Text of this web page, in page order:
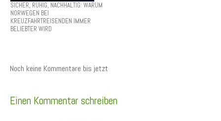
SICHER, RUHIG, NACHHALTIG: WARUM
NORWEGEN BEI
KREUZFAHRTREISENDEN IMMER
BELIEBTER WIRD
Noch keine Kommentare bis jetzt
Einen Kommentar schreiben